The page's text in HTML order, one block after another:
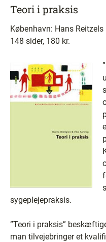
Teori i praksis
København: Hans
148 sider, 180 kr.
sygeplejepraksis.
”Teori i praksis”
man tilvejebringer et